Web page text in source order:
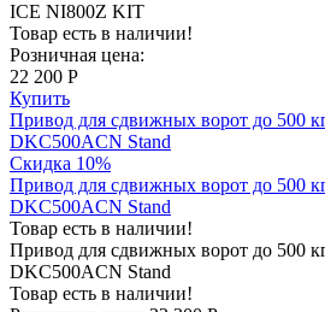
ICE NI800Z KIT
Товар есть в наличии!
Розничная цена:
22 200 Р
Купить
Привод для сдвижных ворот до 500
DKC500ACN Stand
Скидка 10%
Привод для сдвижных ворот до 500
DKC500ACN Stand
Товар есть в наличии!
Привод для сдвижных ворот до 500
DKC500ACN Stand
Товар есть в наличии!